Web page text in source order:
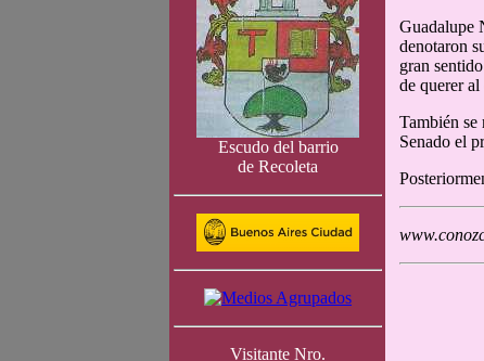
Escudo del barrio
de Recoleta
Visitante Nro.
Guadalupe
denotaron
gran
de querer
También se
Senado el